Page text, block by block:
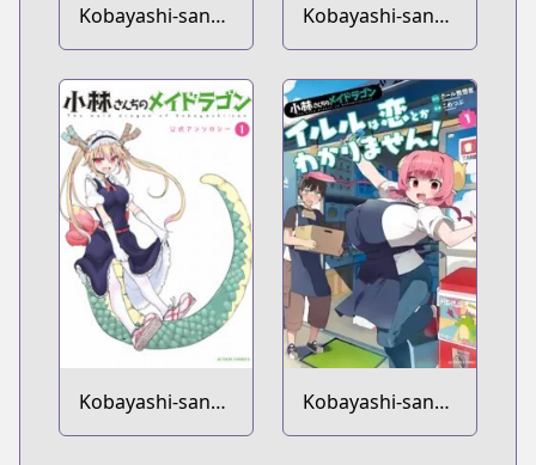
Kobayashi-san
Chi no Maid
Dragon: Lucoa
wa Boku no xx
desu
Kobayashi-san
Chi no Maid
Dragon:
Okomorigurashi
no Fafnir
Kobayashi-san
Chi no Maid
Kobayashi-san
Chi no Maid